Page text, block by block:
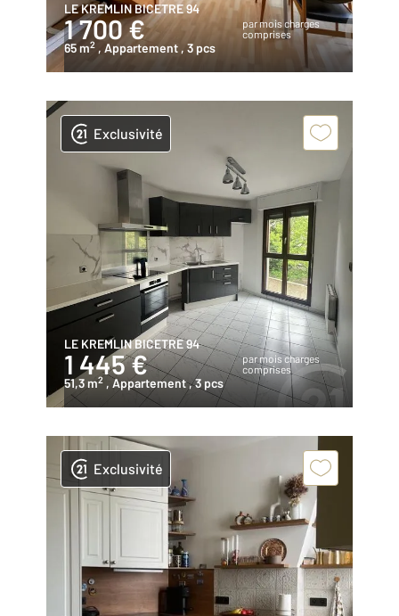
LE KREMLIN BICETRE 94
1 700 €
par mois charges
comprises
65 m2 , Appartement , 3 pcs
Exclusivité
LE KREMLIN BICETRE 94
1 445 €
par mois charges
comprises
51,3 m2 , Appartement, 3 pcs
Exclusivité